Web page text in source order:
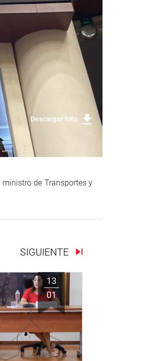
Descargar foto
de Transportes y
SIGUIENTE
13
01